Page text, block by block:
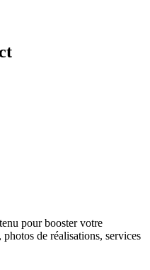
pour booster votre
de réalisations, services